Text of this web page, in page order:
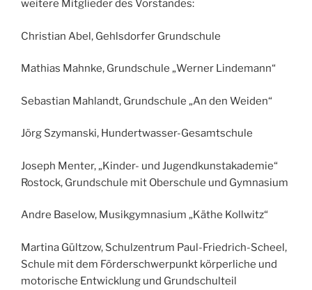
weitere Mitglieder des Vorstandes:
Christian Abel, Gehlsdorfer Grundschule
Mathias Mahnke, Grundschule „Werner Lindemann“
Sebastian Mahlandt, Grundschule „An den Weiden“
Jörg Szymanski, Hundertwasser-Gesamtschule
Joseph Menter, „Kinder- und Jugendkunstakademie“
Rostock, Grundschule mit Oberschule und Gymnasium
Andre Baselow, Musikgymnasium „Käthe Kollwitz“
Martina Gültzow, Schulzentrum Paul-Friedrich-Scheel,
Schule mit dem Förderschwerpunkt körperliche und
motorische Entwicklung und Grundschulteil